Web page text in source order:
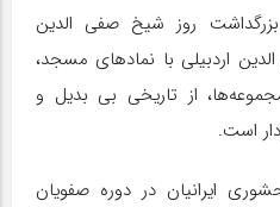
روز شیخ صفی الدین
اردبیلی با نمادهای مسجد،
از تاریخی بی بدیل و
است.
ایرانیان در دوره صفویان